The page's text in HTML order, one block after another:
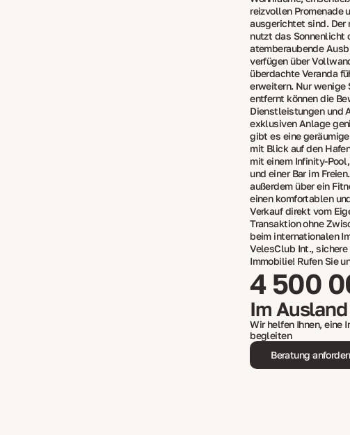
reizvollen Promenade
ausgerichtet sind. Der
nutzt das Sonnenlicht
atemberaubende
verfügen über
überdachte Veranda
erweitern. Nur wenige
entfernt können die
Dienstleistungen und
exklusiven Anlage
gibt es eine
mit Blick auf den
mit einem Infinity-
und einer Bar im
außerdem über ein
einen komfortablen
Verkauf direkt vom
Transaktion ohne
beim internationalen
VelesClub Int.,
Immobilie! Rufen Sie
4 500
Im
Wir helfen Ihnen, eine
begleiten
Beratung